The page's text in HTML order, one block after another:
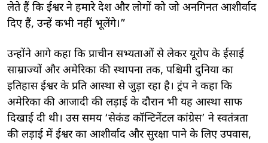
लेते हैं कि ईश्वर ने हमारे देश और लोगों को जो अनगिनत आशीर्वाद
दिए हैं, उन्हें कभी नहीं भूलेंगे।”
उन्होंने आगे कहा कि प्राचीन सभ्यताओं से लेकर यूरोप के ईसाई
साम्राज्यों और अमेरिका की स्थापना तक, पश्चिमी दुनिया का
इतिहास ईश्वर के प्रति आस्था से जुड़ा रहा है। ट्रंप ने कहा कि
अमेरिका की आजादी की लड़ाई के दौरान भी यह आस्था साफ
दिखाई दी थी। उस समय ‘सेकंड कॉन्टिनेंटल कांग्रेस’ ने स्वतंत्रता
की लड़ाई में ईश्वर का आशीर्वाद और सुरक्षा पाने के लिए उपवास,